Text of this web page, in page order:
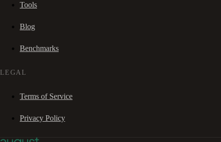
Tools
Blog
Benchmarks
LEGAL
Terms of Service
Privacy Policy